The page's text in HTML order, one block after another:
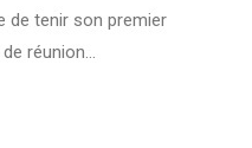
de tenir son premier
réunion…